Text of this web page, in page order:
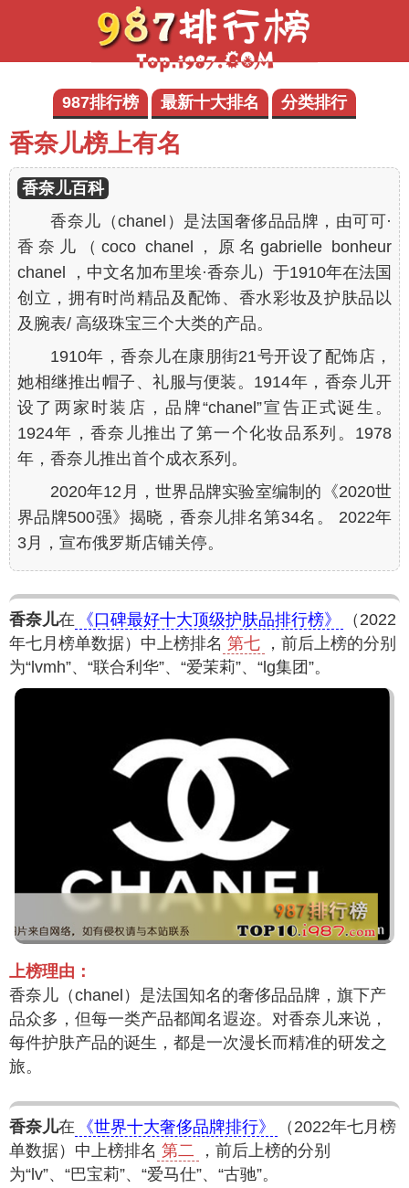
987排行榜 最新十大排名 分类排行
香奈儿榜上有名
香奈儿百科
香奈儿（chanel）是法国奢侈品品牌，由可可·
香奈儿（coco chanel，原名gabrielle bonheur
chanel ，中文名加布里埃·香奈儿）于1910年在法国
创立，拥有时尚精品及配饰、香水彩妆及护肤品以
及腕表/ 高级珠宝三个大类的产品。
1910年，香奈儿在康朋街21号开设了配饰店，
她相继推出帽子、礼服与便装。1914年，香奈儿开
设了两家时装店，品牌“chanel”宣告正式诞生。
1924年，香奈儿推出了第一个化妆品系列。1978
年，香奈儿推出首个成衣系列。
2020年12月，世界品牌实验室编制的《2020世
界品牌500强》揭晓，香奈儿排名第34名。 2022年
3月，宣布俄罗斯店铺关停。
香奈儿在 《口碑最好十大顶级护肤品排行榜》
（2022
年七月榜单数据）中上榜排名 第七
，前后上榜的分别
为“lvmh”、“联合利华”、“爱茉莉”、“lg集团”。
上榜理由：
香奈儿（chanel）是法国知名的奢侈品品牌，旗下产
品众多，但每一类产品都闻名遐迩。对香奈儿来说，
每件护肤产品的诞生，都是一次漫长而精准的研发之
旅。
香奈儿在 《世界十大奢侈品牌排行》
（2022年七月榜
单数据）中上榜排名 第二
，前后上榜的分别
为“lv”、“巴宝莉”、“爱马仕”、“古驰”。